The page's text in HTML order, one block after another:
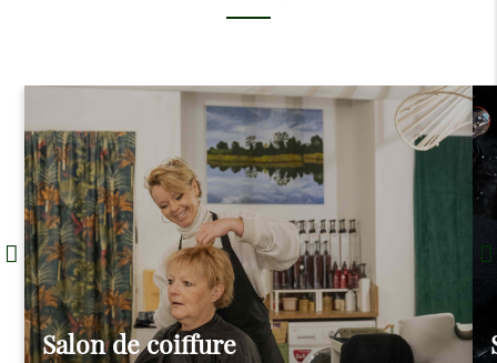
Salon de coiffure